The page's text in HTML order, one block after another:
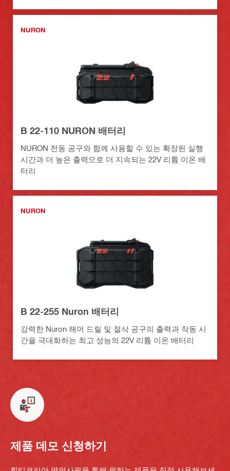
NURON
B 22-110 NURON 배터리
NURON 전동 공구와 함께 사용할 수 있는 확장된 실행
시간과 더 높은 출력으로 더 지속되는 22V 리튬 이온 배
터리
NURON
B 22-255 Nuron 배터리
강력한 Nuron 해머 드릴 및 절삭 공구의 출력과 작동 시
간을 극대화하는 최고 성능의 22V 리튬 이온 배터리
제품 데모 신청하기